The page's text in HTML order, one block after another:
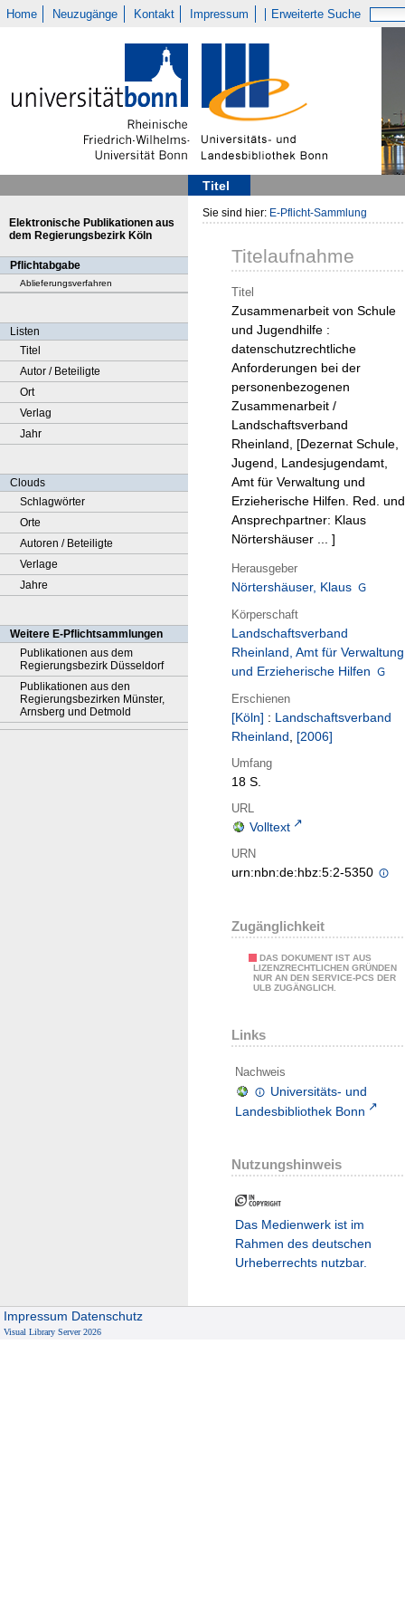
Home Neuzugänge Kontakt Impressum Erweiterte Suche
Titel
Elektronische Publikationen aus
dem Regierungsbezirk Köln
Pflichtabgabe
Ablieferungsverfahren
Listen
Titel
Autor / Beteiligte
Ort
Verlag
Jahr
Clouds
Schlagwörter
Orte
Autoren / Beteiligte
Verlage
Jahre
Weitere E-Pflichtsammlungen
Publikationen aus dem
Regierungsbezirk Düsseldorf
Publikationen aus den
Regierungsbezirken Münster,
Arnsberg und Detmold
Sie sind hier: E-Pflicht-Sammlung
Titelaufnahme
Titel
Zusammenarbeit von Schule
und Jugendhilfe :
datenschutzrechtliche
Anforderungen bei der
personenbezogenen
Zusammenarbeit /
Landschaftsverband
Rheinland, [Dezernat Schule,
Jugend, Landesjugendamt,
Amt für Verwaltung und
Erzieherische Hilfen. Red. und
Ansprechpartner: Klaus
Nörtershäuser ... ]
Herausgeber
Nörtershäuser, Klaus
Körperschaft
Landschaftsverband
Rheinland, Amt für Verwaltung
und Erzieherische Hilfen
Erschienen
[Köln] : Landschaftsverband
Rheinland, [2006]
Umfang
18 S.
URL
Volltext
URN
urn:nbn:de:hbz:5:2-5350
Zugänglichkeit
DAS DOKUMENT IST AUS
LIZENZRECHTLICHEN GRÜNDEN
NUR AN DEN SERVICE-PCS DER
ULB ZUGÄNGLICH.
Links
Nachweis
Universitäts- und
Landesbibliothek Bonn
Nutzungshinweis
Das Medienwerk ist im
Rahmen des deutschen
Urheberrechts nutzbar.
Impressum Datenschutz
Visual Library Server 2026